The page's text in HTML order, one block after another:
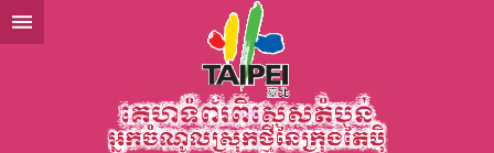
ទៅកាន់មាតិកាប្លុកមាតិកាសំខាន់